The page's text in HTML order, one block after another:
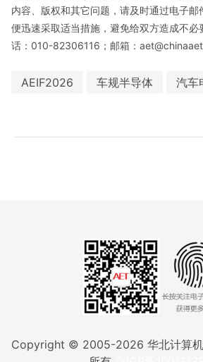
内容、版权和其它问题，请及时通过电子邮
便迅速采取适当措施，避免给双方造成不必
话：010-82306116；邮箱：
AEIF2026 车规半导体 汽车
Copyright © 2005-2026 华北计算